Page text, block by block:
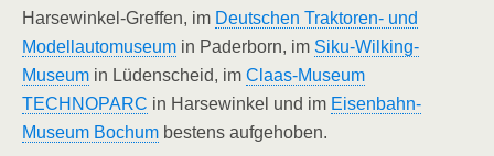
Harsewinkel-Greffen, im Deutschen Traktoren- und
Modellautomuseum in Paderborn, im Siku-Wilking-
Museum in Lüdenscheid, im Claas-Museum
TECHNOPARC in Harsewinkel und im Eisenbahn-
Museum Bochum bestens aufgehoben.